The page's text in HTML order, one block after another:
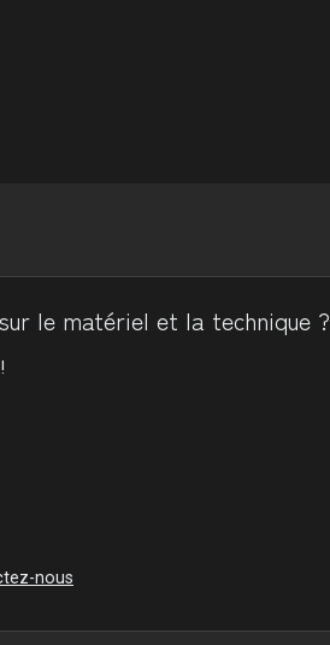
le matériel et la technique ?
nous